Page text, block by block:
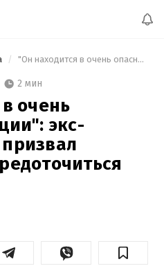
"Он находится в очень опасной ситуации": экс-чемпион мира призвал Верховена сосредоточиться на Усике
2 мин
очень
экс-